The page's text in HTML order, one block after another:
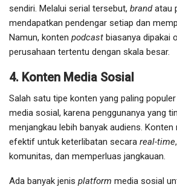
sendiri. Melalui serial tersebut, brandatau
mendapatkan pendengar setiap dan
Namun, konten podcast biasanya dipakai
perusahaan tertentu dengan skala besar.
4. Konten Media Sosial
Salah satu tipe konten yang paling
media sosial, karena penggunanya yang
menjangkau lebih banyak audiens.
efektif untuk keterlibatan secara real-time
komunitas, dan memperluas jangkauan.
Ada banyak jenis platform media sosial